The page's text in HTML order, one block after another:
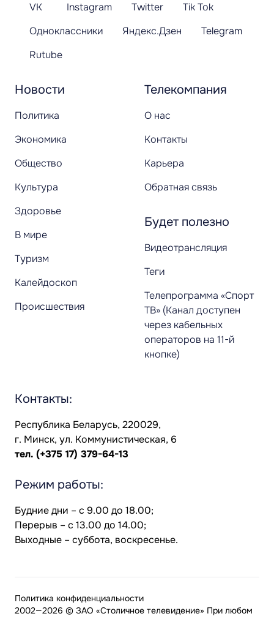
Новости
Политика
Экономика
Общество
Культура
Здоровье
В мире
Туризм
Калейдоскоп
Происшествия
Телекомпания
О нас
Контакты
Карьера
Обратная связь
Будет полезно
Видеотрансляция
Теги
Телепрограмма «Спорт
ТВ» (Канал доступен
через кабельных
операторов на 11-й
кнопке)
VK Instagram Twitter
Tik Tok
Одноклассники
Яндекс.Дзен
Telegram
Rutube
Контакты:
Республика Беларусь, 220029,
г. Минск, ул. Коммунистическая, 6
тел. (+375 17) 379-64-13
Режим работы:
Будние дни – с 9.00 до 18.00;
Перерыв – с 13.00 до 14.00;
Выходные – суббота, воскресенье.
2002—2026 © ЗАО «Столичное телевидение» При любом
Политика конфиденциальности